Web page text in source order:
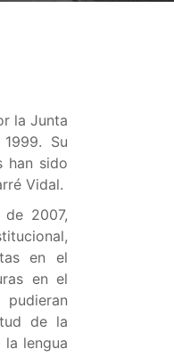
la Junta
Su
han sido
Vidal.
de 2007,
en el
en el
de la
lengua